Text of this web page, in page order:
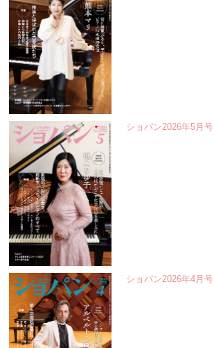
ショパン2026年5月号
ショパン2026年4月号